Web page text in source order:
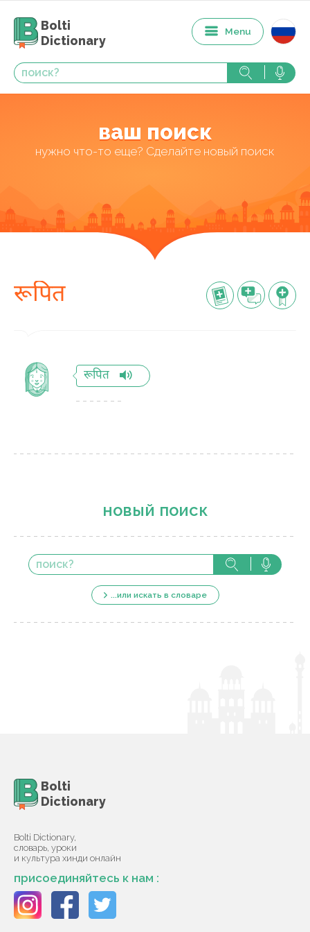
Bolti
Dictionary
Menu
ваш поиск
нужно что-то еще? Сделайте новый поиск
रूपित
रूपित
новый поиск
...или искать в словаре
Bolti
Dictionary
Bolti Dictionary,
словарь, уроки
и культура хинди онлайн
присоединяйтесь к нам :